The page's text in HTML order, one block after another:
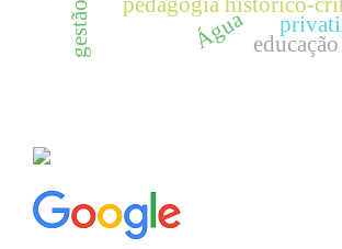
Água